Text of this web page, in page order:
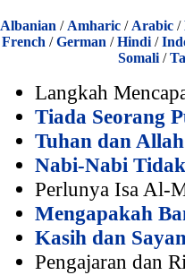
Albanian / Amharic / Arabic /
French /German /Hindi /
Somali/
Langkah
Tiada Seorang
Tuhan dan
Nabi-Nabi
Perlunya Isa Al-
Mengapakah
Kasih dan
Pengajaran dan